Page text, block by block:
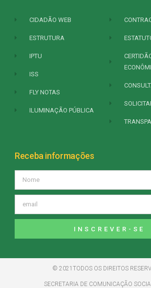
CIDADÃO WEB
ESTRUTURA
IPTU
ISS
FLY NOTAS
ILUMINAÇÃO PÚBLICA
Receba informações
INSCREVER-SE
© 2021TODOS OS DIREITOS
SECRETARIA DE COMUNICAÇÃO